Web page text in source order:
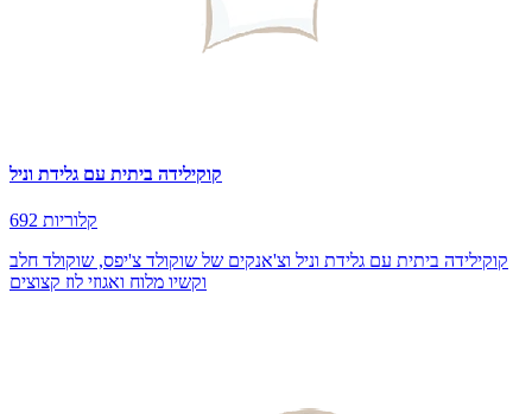
קוקילידה ביתית עם גלידת וניל
692 קלוריות
קוקילידה ביתית עם גלידת וניל וצ'אנקים של שוקולד צ'יפס, שוקולד חלב
וקשיו מלוח ואגוזי לוז קצוצים